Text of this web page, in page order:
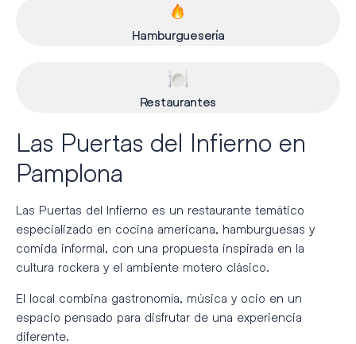
Hamburguesería
Restaurantes
Las Puertas del Infierno en
Pamplona
Las Puertas del Infierno es un restaurante temático
especializado en cocina americana, hamburguesas y
comida informal, con una propuesta inspirada en la
cultura rockera y el ambiente motero clásico.
El local combina gastronomía, música y ocio en un
espacio pensado para disfrutar de una experiencia
diferente.